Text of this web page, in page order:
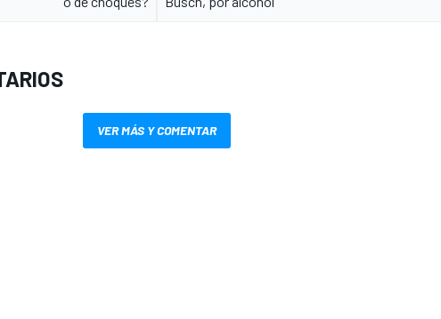
VER MÁS Y COMENTAR